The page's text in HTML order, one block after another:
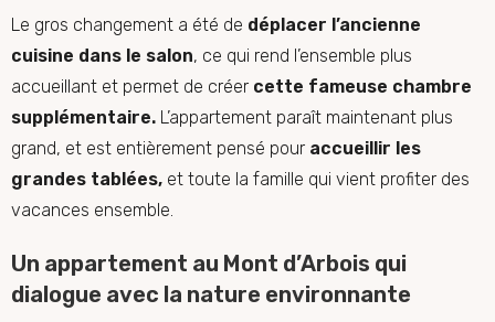
Le gros changement a été de déplacer l’ancienne
cuisine dans le salon, ce qui rend l’ensemble plus
accueillant et permet de créer cette fameuse chambre
supplémentaire. L’appartement paraît maintenant plus
grand, et est entièrement pensé pour accueillir les
grandes tablées, et toute la famille qui vient profiter des
vacances ensemble.
Un appartement au Mont d’Arbois qui
dialogue avec la nature environnante